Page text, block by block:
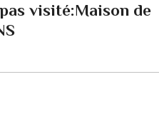
visité:Maison de